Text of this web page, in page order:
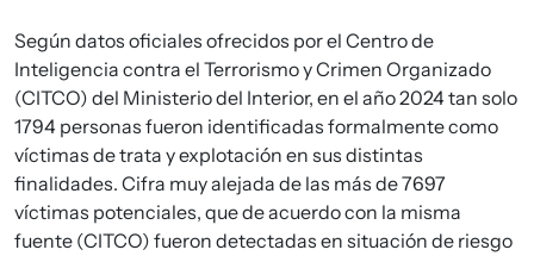
Según datos oficiales ofrecidos por el Centro de
Inteligencia contra el Terrorismo y Crimen Organizado
(CITCO) del Ministerio del Interior, en el año 2024 tan solo
1794 personas fueron identificadas formalmente como
víctimas de trata y explotación en sus distintas
finalidades. Cifra muy alejada de las más de 7697
víctimas potenciales, que de acuerdo con la misma
fuente (CITCO) fueron detectadas en situación de riesgo